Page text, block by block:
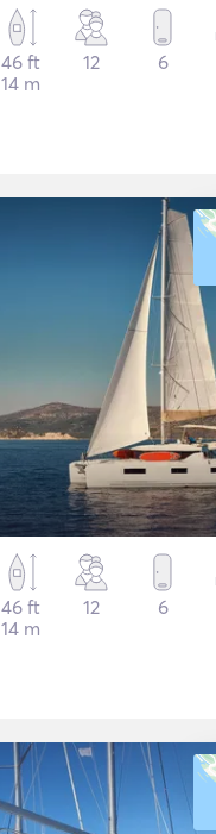
46 ft
14 m
12 6
46 ft
14 m
12 6